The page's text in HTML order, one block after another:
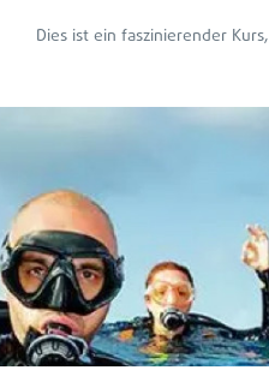
Dies ist ein faszinierender